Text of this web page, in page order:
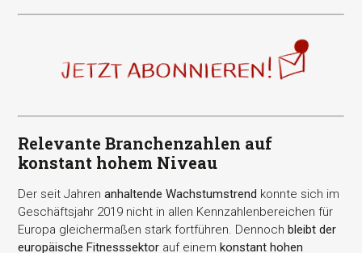
Relevante Branchenzahlen auf
konstant hohem Niveau
Der seit Jahrenanhaltende Wachstumstrend konnte sich im
Geschäftsjahr 2019 nicht in allen Kennzahlenbereichen für
Europa gleichermaßen stark fortführen. Dennochbleibt der
europäische Fitnesssektor auf einem konstant hohen